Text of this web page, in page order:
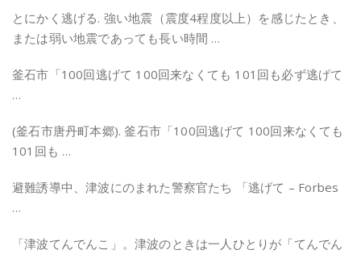
とにかく逃げる. 強い地震（震度4程度以上）を感じたとき、
または弱い地震であっても長い時間 …
釜石市「100回逃げて 100回来なくても 101回も必ず逃げて
…
(釜石市唐丹町本郷). 釜石市「100回逃げて 100回来なくても
101回も …
避難誘導中、津波にのまれた警察官たち 「逃げて – Forbes
…
「津波てんでんこ」。津波のときは一人ひとりが「てんでん